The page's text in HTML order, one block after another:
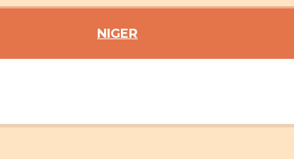
NIGER